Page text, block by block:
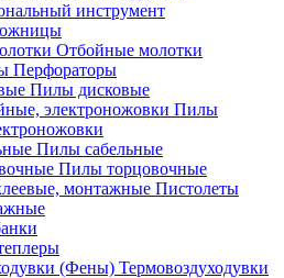
инструмент
Отбойные молотки
Перфораторы
Пилы дисковые
Пилы
Пилы сабельные
Пилы торцовочные
Пистолеты
Термовоздуходувки